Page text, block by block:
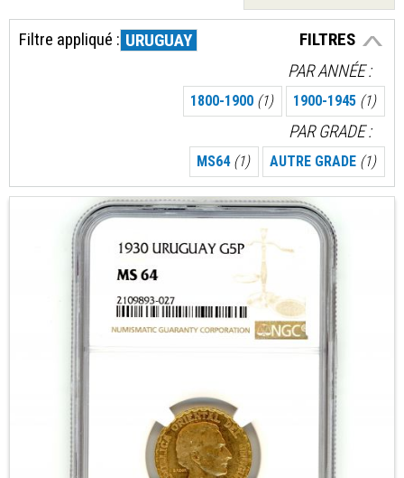
FILTRES
Filtre appliqué : URUGUAY
PAR ANNÉE
1800-1900 (1) 1900-1945 (1)
PAR GRADE
MS64 (1) AUTRE GRADE (1)